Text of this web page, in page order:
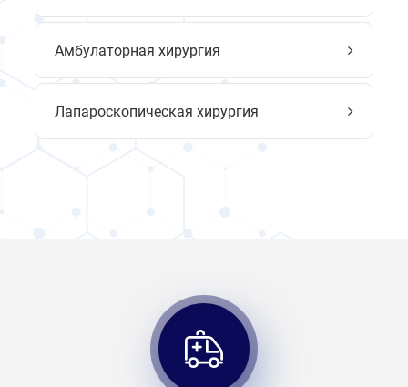
Амбулаторная хирургия
Лапароскопическая хирургия